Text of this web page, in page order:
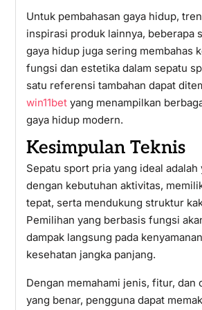
Untuk pembahasan gaya hidup,
inspirasi produk lainnya, beberapa
gaya hidup juga sering membahas
fungsi dan estetika dalam sepatu
satu referensi tambahan dapat
win11betyang menampilkan
gaya hidup modern.
Kesimpulan Teknis
Sepatu sport pria yang ideal adalah
dengan kebutuhan aktivitas,
tepat, serta mendukung struktur
Pemilihan yang berbasis fungsi
dampak langsung pada
kesehatan jangka panjang.
Dengan memahami jenis, fitur, dan
yang benar, pengguna dapat